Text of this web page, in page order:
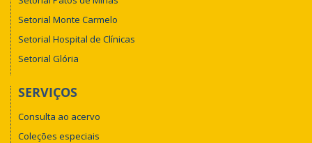
Setorial Monte Carmelo
Setorial Hospital de Clínicas
Setorial Glória
SERVIÇOS
Consulta ao acervo
Coleções especiais